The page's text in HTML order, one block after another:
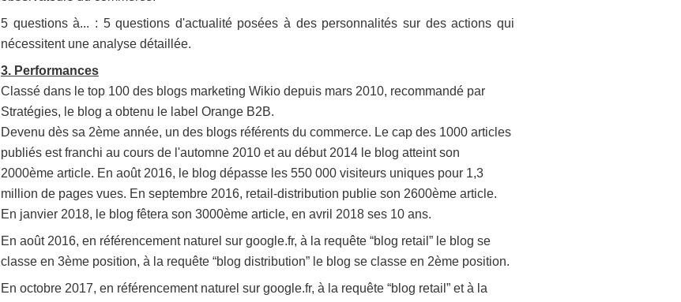
5 questions à... : 5 questions d'actualité posées à des personnalités sur des actions qui
nécessitent une analyse détaillée.
3. Performances
Classé dans le top 100 des blogs marketing Wikio depuis mars 2010, recommandé par
Stratégies, le blog a obtenu le label Orange B2B.
Devenu dès sa 2ème année, un des blogs référents du commerce. Le cap des 1000 articles
publiés est franchi au cours de l'automne 2010 et au début 2014 le blog atteint son
2000ème article. En août 2016, le blog dépasse les 550 000 visiteurs uniques pour 1,3
million de pages vues. En septembre 2016, retail-distribution publie son 2600ème article.
En janvier 2018, le blog fêtera son 3000ème article, en avril 2018 ses 10 ans.
En août 2016, en référencement naturel sur google.fr, à la requête “blog retail” le blog se
classe en 3ème position, à la requête “blog distribution” le blog se classe en 2ème position.
En octobre 2017, en référencement naturel sur google.fr, à la requête “blog retail” et à la